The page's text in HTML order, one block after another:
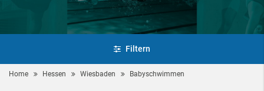
Filtern
Home Hessen Wiesbaden Babyschwimmen